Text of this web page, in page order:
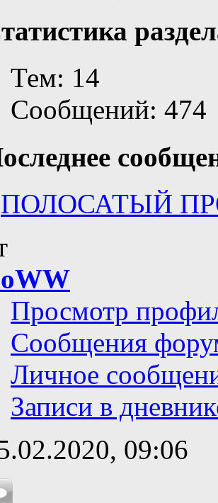
Тем: 14
Сообщений: 474
ПОЛОСАТЫЙ
Просмотр
Сообщения
Личное
Записи в
09:06